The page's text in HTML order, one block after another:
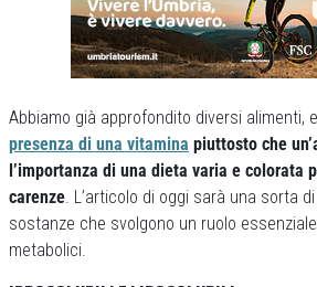
Abbiamo già approfondito diversi alimenti,
presenza di una vitamina piuttosto che
l’importanza di una dieta varia e colorata
carenze. L’articolo di oggi sarà una sorta
sostanze che svolgono un ruolo
metabolici.